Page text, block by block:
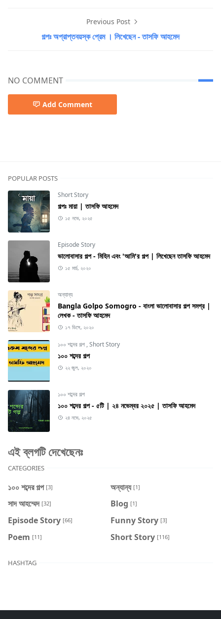
Previous Post
গল্পঃ অপ্রাপ্তবয়স্ক প্রেম । লিখেছেন - তাসফি আহমেদ
NO COMMENT
Add Comment
POPULAR POSTS
Short Story
গল্পঃ মায়া | তাসফি আহমেদ
১৫ নভে, ২০২৫
Episode Story
ভালোবাসার গল্প - মিহিন এবং 'আমি'র গল্প | লিখেছেন তাসফি আহমেদ
১৫ মার্চ, ২০২০
অন্যান্য
Bangla Golpo Somogro - বাংলা ভালোবাসার গল্প সমগ্র |
লেখক - তাসফি আহমেদ
১৭ ডিসে, ২০২০
১০০ শব্দের গল্প ,Short Story
১০০ শব্দের গল্প
২২ জুল, ২০২০
১০০ শব্দের গল্প
১০০ শব্দের গল্প - ৫টি | ২৪ নভেম্বর ২০২৫ | তাসফি আহমেদ
২৪ নভে, ২০২৫
এই ব্লগটি দেখেছেনঃ
CATEGORIES
১০০ শব্দের গল্প [3] অন্যান্য [1]
সাদ আহম্মেদ [32] Blog [1]
Episode Story [66] Funny Story [3]
Poem [11] Short Story [116]
HASHTAG